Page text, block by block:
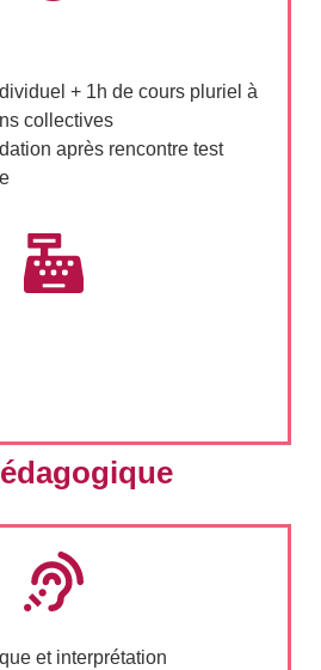
+ 1h de cours pluriel à
collectives
après rencontre test
et interprétation